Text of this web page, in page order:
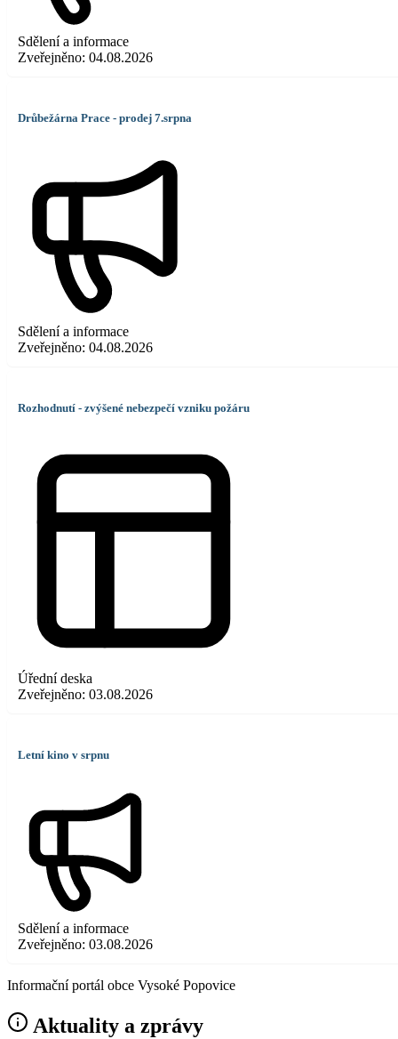
Sdělení a informace
Zveřejněno: 04.08.2026
Drůbežárna Prace - prodej 7.srpna
Sdělení a informace
Zveřejněno: 04.08.2026
Rozhodnutí - zvýšené nebezpečí vzniku požáru
Úřední deska
Zveřejněno: 03.08.2026
Letní kino v srpnu
Sdělení a informace
Zveřejněno: 03.08.2026
Informační portál obce Vysoké Popovice
Aktuality a zprávy